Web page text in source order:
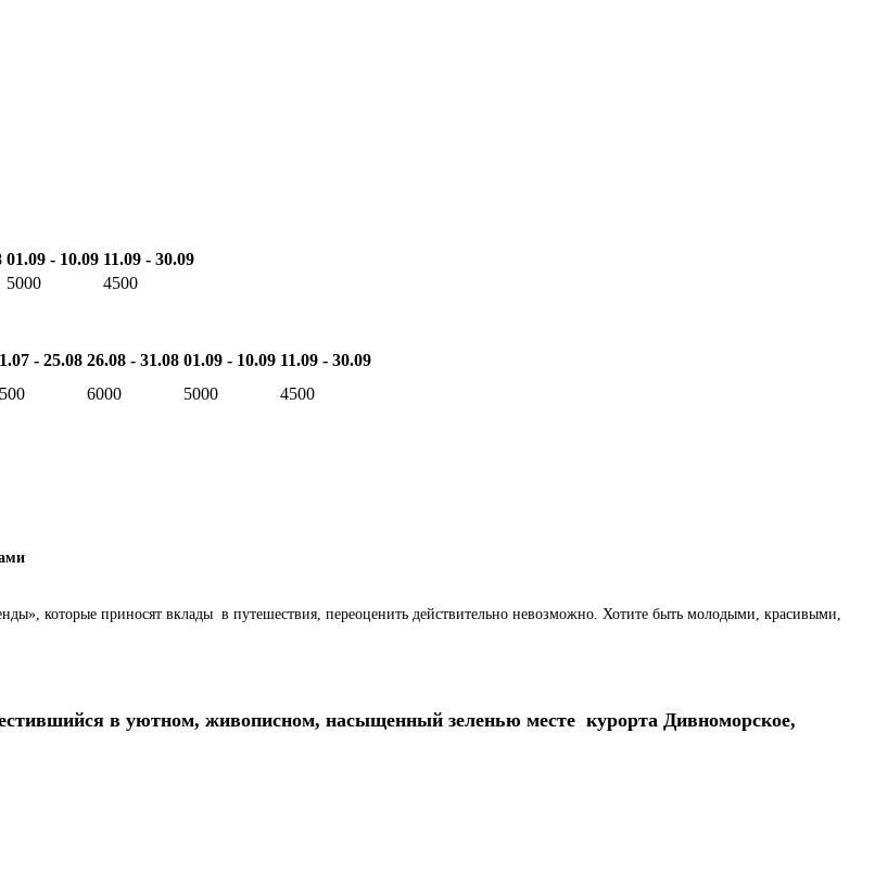
01.09 - 10.09 11.09 - 30.09
5000 4500
- 25.08 26.08 - 31.08 01.09 - 10.09 11.09 - 30.09
6000 5000 4500
которые приносят вклады в путешествия, переоценить действительно невозможно. Хотите быть молодыми, красивыми,
в уютном, живописном, насыщенный зеленью месте курорта Дивноморское,